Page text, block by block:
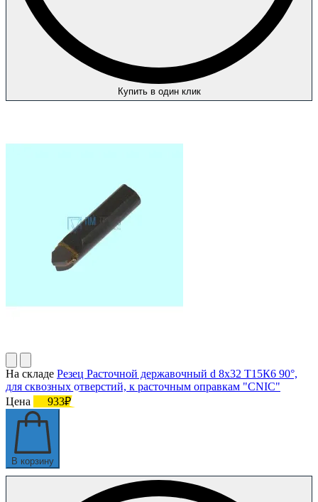
Купить в один клик
На складе Резец Расточной державочный d 8х32 Т15К6 90°,
для сквозных отверстий, к расточным оправкам "CNIC"
Цена
933₽
В корзину